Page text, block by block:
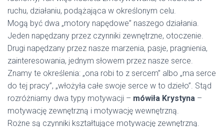
ruchu, działaniu, podążająca w określonym celu.
Mogą być dwa „motory napędowe” naszego działania.
Jeden napędzany przez czynniki zewnętrzne, otoczenie.
Drugi napędzany przez nasze marzenia, pasje, pragnienia,
zainteresowania, jednym słowem przez nasze serce.
Znamy te określenia: „ona robi to z sercem” albo „ma serce
do tej pracy”, „włożyła całe swoje serce w to dzieło”. Stąd
rozróżniamy dwa typy motywacji – mówiła Krystyna –
motywację zewnętrzną i motywację wewnętrzną.
Rożne są czynniki kształtujące motywację zewnętrzną.